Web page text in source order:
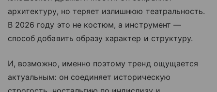
архитектуру, но теряет излишнюю театральность.
В 2026 году это не костюм, а инструмент —
способ добавить образу характер и структуру.
И, возможно, именно поэтому тренд ощущается
актуальным: он соединяет историческую